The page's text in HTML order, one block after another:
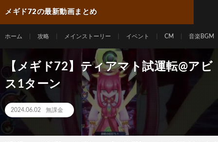
メギド72の最新動画まとめ
ホーム 攻略 メインストーリー イベント CM 音楽BGM
【メギド72】ティアマト試運転@アビ
ス1ターン
2024.06.02 無課金